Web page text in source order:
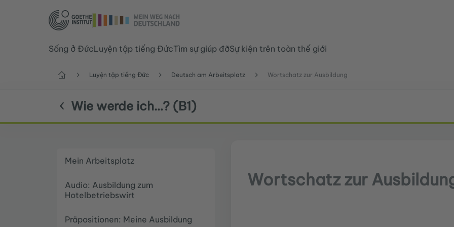
Sống ở ĐứcLuyện tập tiếng ĐứcTìm sự giúp đỡSự kiện trên toàn thế giới
Trang chủ Luyện tập tiếng Đức Deutsch am Arbeitsplatz Wortschatz zur Ausbildung
Wie werde ich…? (B1)
Mein Arbeitsplatz
Audio: Ausbildung zum
Hotelbetriebswirt
Präpositionen: Meine Ausbildung
Wortschatz zur